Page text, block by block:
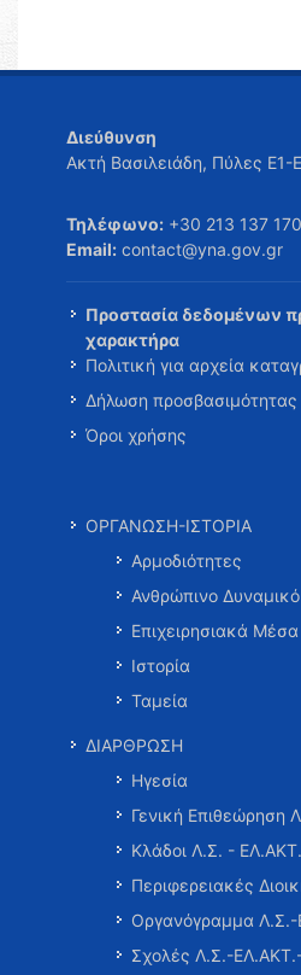
Διεύθυνση
Ακτή Βασιλειάδη, Πύλες
Τηλέφωνο: +30 213 137
Email: contact@yna.gov.gr
Προστασία δεδομένων
χαρακτήρα
Πολιτική για αρχεία
Δήλωση προσβασιμότητας
Όροι χρήσης
ΟΡΓΑΝΩΣΗ-ΙΣΤΟΡΙΑ
Αρμοδιότητες
Ανθρώπινο Δυναμικό
Επιχειρησιακά Μέσα
Ιστορία
Ταμεία
ΔΙΑΡΘΡΩΣΗ
Ηγεσία
Γενική Επιθεώρηση
Κλάδοι Λ.Σ. - ΕΛ.ΑΚΤ.
Περιφερειακές
Οργανόγραμμα
Σχολές Λ.Σ.-